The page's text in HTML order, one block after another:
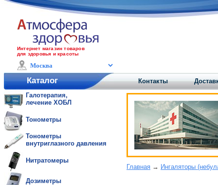
Интернет магазин товаров
для здоровья и красоты
Каталог Контакты
Галотерапия,
лечение ХОБЛ
Тонометры
Тонометры
внутриглазного давления
Нитратомеры
Дозиметры
Главная → Ингаляторы